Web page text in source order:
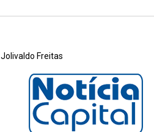
Jolivaldo Freitas